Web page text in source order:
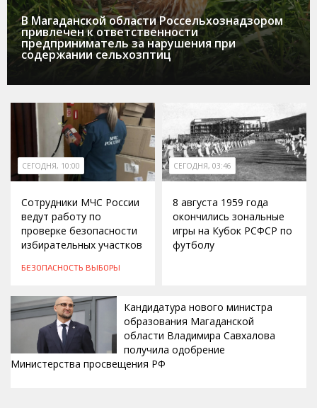
В Магаданской области Россельхознадзором
привлечен к ответственности
предприниматель за нарушения при
содержании сельхозптиц
СЕГОДНЯ, 10:00
Сотрудники МЧС России
ведут работу по
проверке безопасности
избирательных участков
БЕЗОПАСНОСТЬ ВЫБОРЫ
СЕГОДНЯ, 03:46
8 августа 1959 года
окончились зональные
игры на Кубок РСФСР по
футболу
Кандидатура нового министра
образования Магаданской
области Владимира Савхалова
получила одобрение
Министерства просвещения РФ